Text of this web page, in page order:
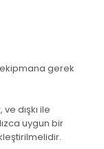
ekipmana gerek
dışkı ile
uygun bir